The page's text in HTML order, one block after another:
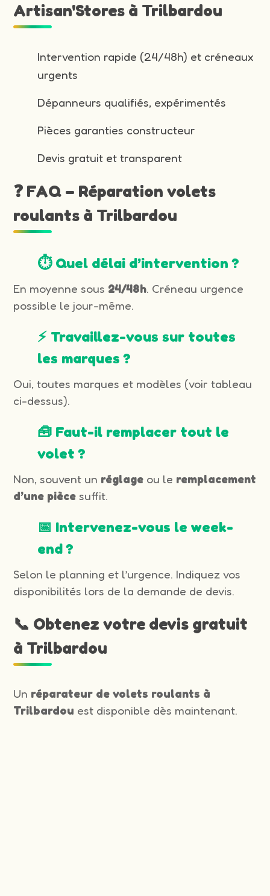
Artisan'Stores à Trilbardou
Intervention rapide (24/48h) et créneaux
urgents
Dépanneurs qualifiés, expérimentés
Pièces garanties constructeur
Devis gratuit et transparent
❓ FAQ – Réparation volets
roulants à Trilbardou
⏱️ Quel délai d’intervention ?
En moyenne sous 24/48h. Créneau urgence
possible le jour-même.
⚡ Travaillez-vous sur toutes
les marques ?
Oui, toutes marques et modèles (voir tableau
ci-dessus).
🧰 Faut-il remplacer tout le
volet ?
Non, souvent un réglage ou le remplacement
d’une pièce suffit.
📅 Intervenez-vous le week-
end ?
Selon le planning et l’urgence. Indiquez vos
disponibilités lors de la demande de devis.
📞 Obtenez votre devis gratuit
à Trilbardou
Un réparateur de volets roulants à
Trilbardou est disponible dès maintenant.